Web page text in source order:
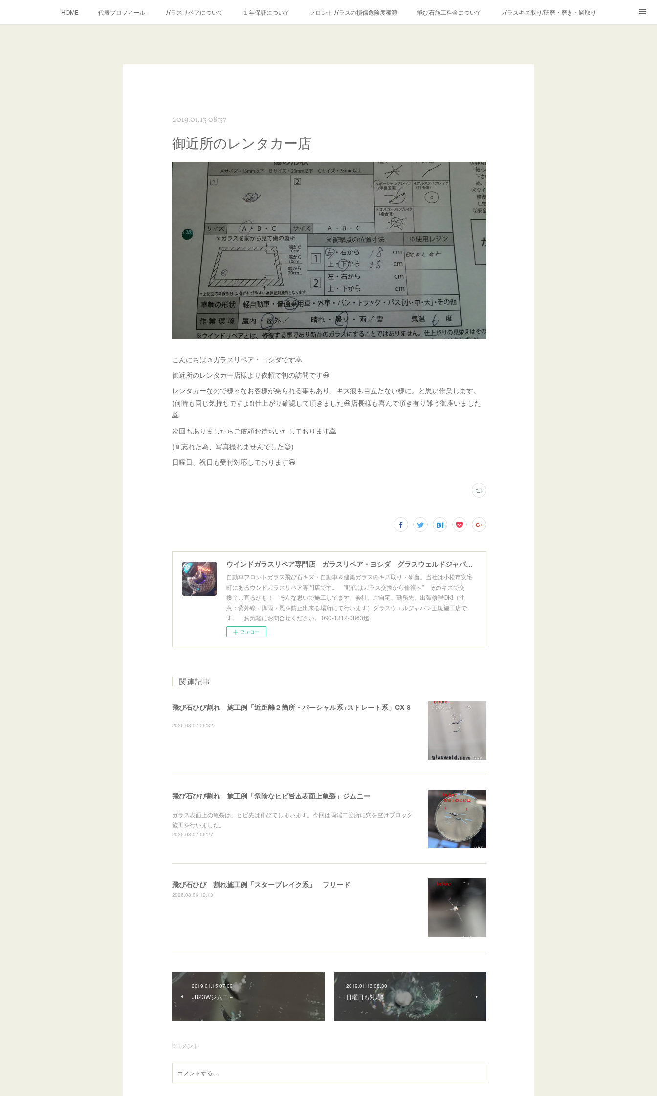
HOME 代表プロフィール ガラスリペアについて １年保証について フロントガラスの損傷危険度種類 飛び石施工料金について ガラスキズ取り/研磨・磨き・鱗取り
2019.01.13 08:37
御近所のレンタカー店
こんにちは☺ガラスリペア・ヨシダです🙇
御近所のレンタカー店様より依頼で初の訪問です😃
レンタカーなので様々なお客様が乗られる事もあり、キズ痕も目立たない様に。と思い作業します。
(何時も同じ気持ちですよ❗)仕上がり確認して頂きました😃店長様も喜んで頂き有り難う御座いました
🙇
次回もありましたらご依頼お待ちいたしております🙇
(📱忘れた為、写真撮れませんでした😅)
日曜日、祝日も受付対応しております😃
ウインドガラスリペア専門店 ガラスリペア・ヨシダ グラスウェルドジャパン 正規施工店 小松市
自動車フロントガラス飛び石キズ・自動車＆建築ガラスのキズ取り・研磨。当社は小松市安宅
町にあるウンドガラスリペア専門店です。 ”時代はガラス交換から修復へ” そのキズで交
換？…直るかも！ そんな思いで施工してます。会社、ご自宅、勤務先、出張修理OK!（注
意：紫外線・降雨・風を防止出来る場所にて行います）グラスウエルジャパン正規施工店で
す。 お気軽にお問合せください。 090-1312-0863迄
フォロー
関連記事
飛び石ひび割れ 施工例「近距離２箇所・パーシャル系+ストレート系」CX-8
2026.08.07 06:32
飛び石ひび割れ 施工例「危険なヒビ🚨⚠️表面上亀裂」ジムニー
ガラス表面上の亀裂は、ヒビ先は伸びてしまいます。今回は両端二箇所に穴を空けブロック
施工を行いました。
2026.08.07 06:27
飛び石ひび 割れ施工例「スターブレイク系」 フリード
2026.08.06 12:13
2019.01.15 07:09
JB23Wジムニ－
2019.01.13 08:30
日曜日も対応❗
0コメント